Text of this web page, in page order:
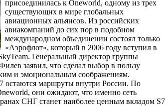
присоединилась к Oneworld, одному из трех
существующих в мире глобальных
авиационных альянсов. Из российских
авиакомпаний до сих пор в подобном
международном объединении состоял только
«Аэрофлот», который в 2006 году вступил в
Генеральный директор группы
заявил, что сделал выбор в пользу
и эмоциональным соображениям.
остаются маршруты внутри России. По
они ожидают, что именно сеть
СНГ станет наиболее ценным вкладом S7